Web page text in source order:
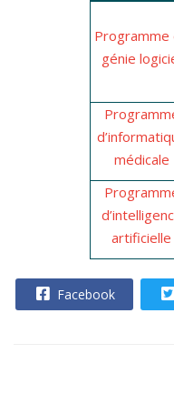
Programme
génie
médicale
artificielle
Facebook